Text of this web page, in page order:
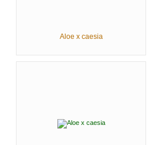
Aloe x caesia